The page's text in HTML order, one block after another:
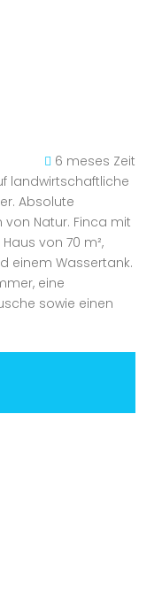
6 meses Zeit
landwirtschaftliche
Absolute
Natur. Finca mit
von 70 m²,
einem Wassertank.
eine
sowie einen